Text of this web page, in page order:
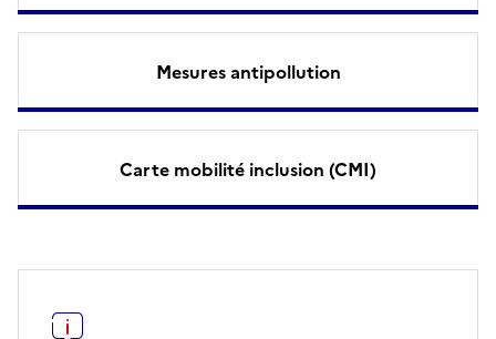
Mesures antipollution
Carte mobilité inclusion (CMI)